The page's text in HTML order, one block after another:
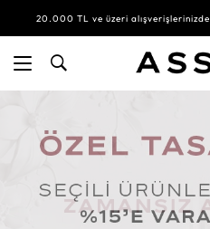
20.000 TL ve üzeri alışverişlerinizde